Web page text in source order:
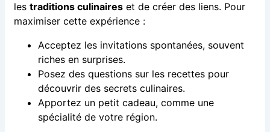
les traditions culinaireset de créer des liens. Pour
maximiser cette expérience :
Acceptez les invitations spontanées, souvent
riches en surprises.
Posez des questions sur les recettes pour
découvrir des secrets culinaires.
Apportez un petit cadeau, comme une
spécialité de votre région.